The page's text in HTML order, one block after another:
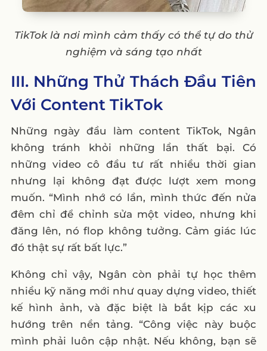
TikTok là nơi mình cảm thấy có thể tự do thử
nghiệm và sáng tạo nhất
III. Những Thử Thách Đầu Tiên
Với Content TikTok
Những ngày đầu làm content TikTok, Ngân
không tránh khỏi những lần thất bại. Có
những video cô đầu tư rất nhiều thời gian
nhưng lại không đạt được lượt xem mong
muốn. “Mình nhớ có lần, mình thức đến nửa
đêm chỉ để chỉnh sửa một video, nhưng khi
đăng lên, nó flop không tưởng. Cảm giác lúc
đó thật sự rất bất lực.”
Không chỉ vậy, Ngân còn phải tự học thêm
nhiều kỹ năng mới như quay dựng video, thiết
kế hình ảnh, và đặc biệt là bắt kịp các xu
hướng trên nền tảng. “Công việc này buộc
mình phải luôn cập nhật. Nếu không, bạn sẽ